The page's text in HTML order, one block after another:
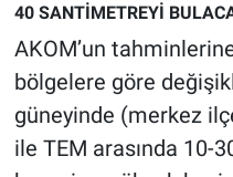
40 SANTİMETREYİ
AKOM’un
bölgelere göre
güneyinde (merkez
ile TEM arasında 10-